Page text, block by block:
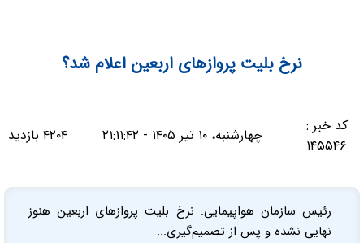
نرخ بلیت پروازهای اربعین اعلام شد؟
کد خبر :
۱۴۵۵۴۶
چهارشنبه، ۱۰ تیر ۱۴۰۵ - ۲۱:۱۱:۴۲ ۴۲۰۴ بازدید
رئیس سازمان هواپیمایی: نرخ بلیت پروازهای اربعین هنوز
نهایی نشده و پس از تصمیم‌گیری...